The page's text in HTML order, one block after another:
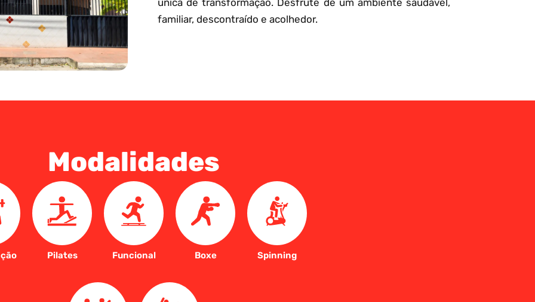
única de transformação. Desfrute de um ambiente saudável,
familiar, descontraído e acolhedor.
Modalidades
Pilates Funcional Boxe Spinning